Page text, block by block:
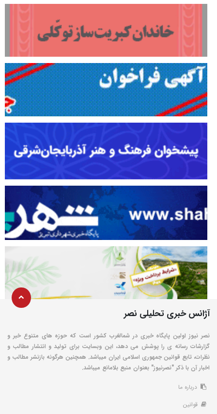
آژانس خبری تحلیلی نصر
نصر نیوز اولین پایگاه خبری در شمالغرب کشور است که حوزه های متنوع خبر و
گزارشات رسانه ی را پوشش می دهد، این وبسایت برای تولید و انتشار مطالب و
نظرات، تابع قوانین جمهوری اسلامی ایران میباشد. همچنین هرگونه بازنشر مطالب و
اخبار آن با ذکر "نصرنیوز" بعنوان منبع بلامانع میباشد.
درباره ما
قوانین